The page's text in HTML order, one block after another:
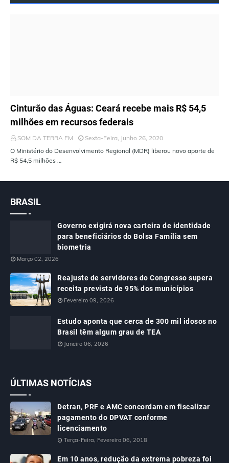
ÚLTIMAS NOTÍCIAS
Cinturão das Águas: Ceará recebe mais R$ 54,5
milhões em recursos federais
SOM DA TERRA FM
Sexta-Feira, Junho 26, 2020
O Ministério do Desenvolvimento Regional (MDR) liberou novo aporte de
R$ 54,5 milhões …
BRASIL
Governo exigirá nova carteira de identidade
para beneficiários do Bolsa Família sem
biometria
Março 02, 2026
Reajuste de servidores do Congresso supera
receita prevista de 95% dos municípios
Fevereiro 09, 2026
Estudo aponta que cerca de 300 mil idosos no
Brasil têm algum grau de TEA
Janeiro 06, 2026
ÚLTIMAS NOTÍCIAS
Detran, PRF e AMC concordam em fiscalizar
pagamento do DPVAT conforme
licenciamento
Terça-Feira, Fevereiro 06, 2018
Em 10 anos, redução da extrema pobreza foi